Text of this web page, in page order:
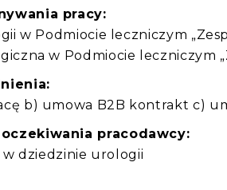
pracy:
w Podmiocie leczniczym
w Podmiocie leczniczym
b) umowa B2B kontrakt c)
pracodawcy:
w dziedzinie urologii